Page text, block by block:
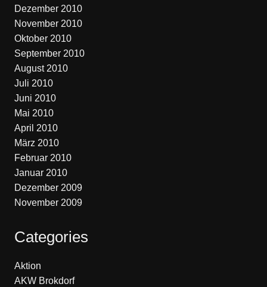
Dezember 2010
November 2010
Oktober 2010
September 2010
August 2010
Juli 2010
Juni 2010
Mai 2010
April 2010
März 2010
Februar 2010
Januar 2010
Dezember 2009
November 2009
Categories
Aktion
AKW Brokdorf